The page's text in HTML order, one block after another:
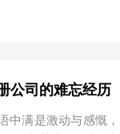
第一步：选择公司
万的税…
公司的难忘经历
中满是激动与感慨，